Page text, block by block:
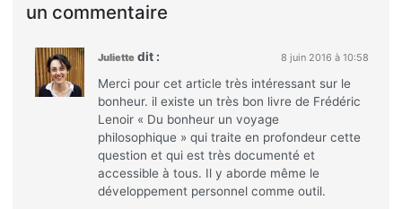
un commentaire
Juliette dit : 8 juin 2016 à 10:58
Merci pour cet article très intéressant sur le
bonheur. il existe un très bon livre de Frédéric
Lenoir « Du bonheur un voyage
philosophique » qui traite en profondeur cette
question et qui est très documenté et
accessible à tous. Il y aborde même le
développement personnel comme outil.